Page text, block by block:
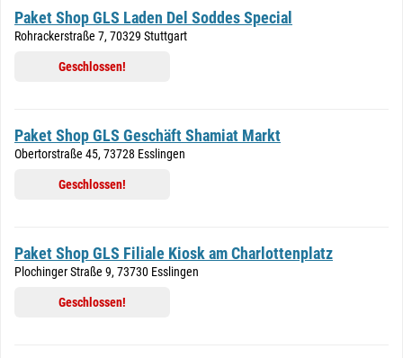
Paket Shop GLS Laden Del Soddes Special
Rohrackerstraße 7, 70329 Stuttgart
Geschlossen!
Paket Shop GLS Geschäft Shamiat Markt
Obertorstraße 45, 73728 Esslingen
Geschlossen!
Paket Shop GLS Filiale Kiosk am Charlottenplatz
Plochinger Straße 9, 73730 Esslingen
Geschlossen!